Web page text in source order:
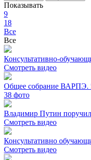
Показывать
9
18
Все
Все
Консультативно-
Смотреть видео
Общее собрание ВАРПЭ.
38 фото
Владимир Путин поручил
Смотреть видео
Консультативно
Смотреть видео